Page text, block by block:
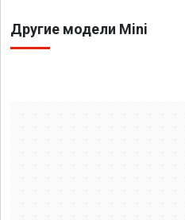
Другие модели Mini